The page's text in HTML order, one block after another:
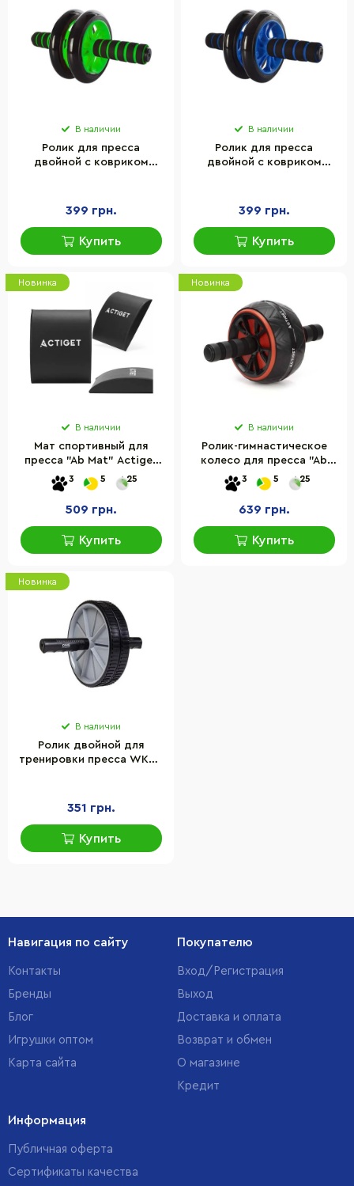
В наличии
Ролик для пресса
двойной с ковриком
399 грн.
Купить
В наличии
Ролик для пресса
двойной с ковриком
399 грн.
Купить
Новинка
В наличии
Мат спортивный для
пресса "Ab Mat" Actiget
ACT0141 Black 38x30x7,5
см
3 5 25
509 грн.
Купить
Новинка
В наличии
Ролик-гимнастическое
колесо для пресса "Ab
Wheel" Actiget ACT0111
Black/Red, с ковриком,
до 100 кг
3 5 25
639 грн.
Купить
Новинка
В наличии
Ролик двойной для
тренировки пресса WK20
351 грн.
Купить
Навигация по сайту
Контакты
Бренды
Блог
Игрушки оптом
Карта сайта
Покупателю
Вход/Регистрация
Выход
Доставка и оплата
Возврат и обмен
О магазине
Кредит
Информация
Публичная оферта
Сертификаты качества